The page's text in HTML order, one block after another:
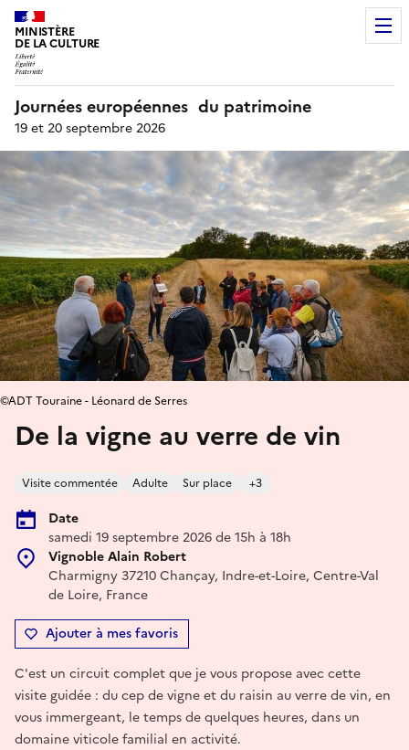
MINISTÈRE
DE LA CULTURE
Journées européennes du patrimoine
19 et 20 septembre 2026
De la vigne au verre de vin
Visite commentée Adulte Sur place +3
Date
samedi 19 septembre 2026 de 15h à 18h
Vignoble Alain Robert
Charmigny 37210 Chançay, Indre-et-Loire, Centre-Val
de Loire, France
Ajouter à mes favoris
©ADT Touraine - Léonard de Serres
C'est un circuit complet que je vous propose avec cette
visite guidée : du cep de vigne et du raisin au verre de vin, en
vous immergeant, le temps de quelques heures, dans un
domaine viticole familial en activité.